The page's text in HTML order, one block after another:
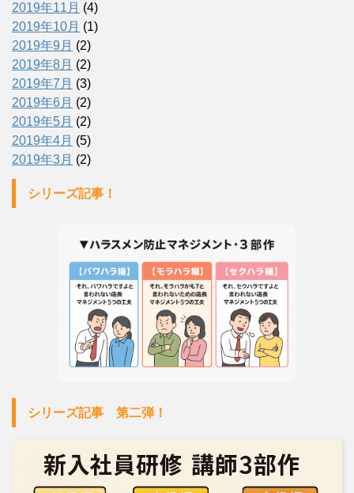
2019年11月 (4)
2019年10月 (1)
2019年9月 (2)
2019年8月 (2)
2019年7月 (3)
2019年6月 (2)
2019年5月 (2)
2019年4月 (5)
2019年3月 (2)
シリーズ記事！
シリーズ記事 第二弾！